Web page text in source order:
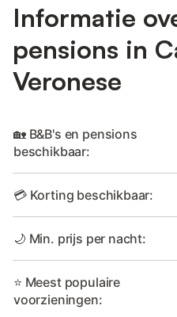
Informatie
pensions in
Veronese
🏡 B&B's en pensions
beschikbaar:
💳 Korting beschikbaar:
🌙 Min. prijs per nacht:
⭐ Meest populaire
voorzieningen: